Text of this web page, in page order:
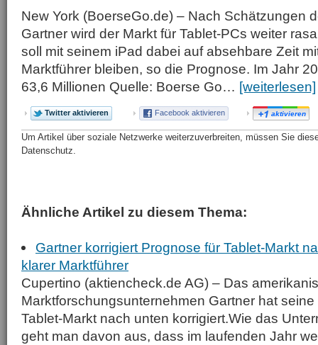
New York (BoerseGo.de) – Nach Schätzungen
Gartner wird der Markt für Tablet-PCs weiter
soll mit seinem iPad dabei auf absehbare Zeit
Marktführer bleiben, so die Prognose. Im Jahr
63,6 Millionen Quelle: Boerse Go… [weiterlesen]
Twitter aktivieren Facebook aktivieren aktivieren
Um Artikel über soziale Netzwerke weiterzuverbreiten, müssen Sie
Datenschutz.
Ähnliche Artikel zu diesem Thema:
Gartner korrigiert Prognose für Tablet-Markt
klarer Marktführer
Cupertino (aktiencheck.de AG) – Das
Marktforschungsunternehmen Gartner hat
Tablet-Markt nach unten korrigiert.Wie das
geht man davon aus, dass im laufenden Jahr